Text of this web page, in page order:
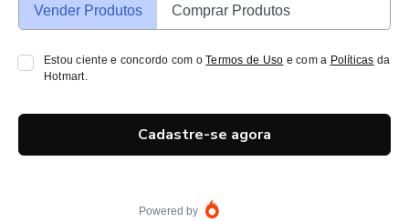
Vender Produtos Comprar Produtos
Estou ciente e concordo com oTermos de Uso e com a Políticas da
Hotmart.
Cadastre-se agora
Powered by